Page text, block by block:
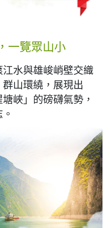
一覽眾山小
水與雄峻峭壁交織
山環繞，展現出
峽」的磅礴氣勢，